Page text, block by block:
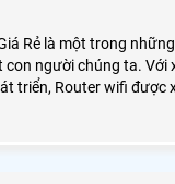
Rẻ là một trong
chúng ta. Với xu thế công
triển, Router wifi được